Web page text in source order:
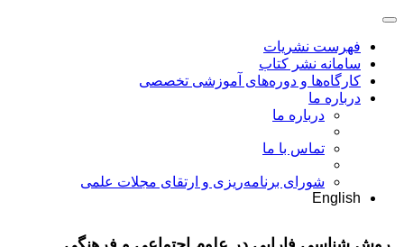
فهرست نشریات
سامانه نشر کتاب
کارگاه‌ها و دوره‌های آموزشی تخصصی
درباره ما
درباره ما
تماس با ما
شورای برنامه‌ریزی و ارتقای مجلات علمی
English